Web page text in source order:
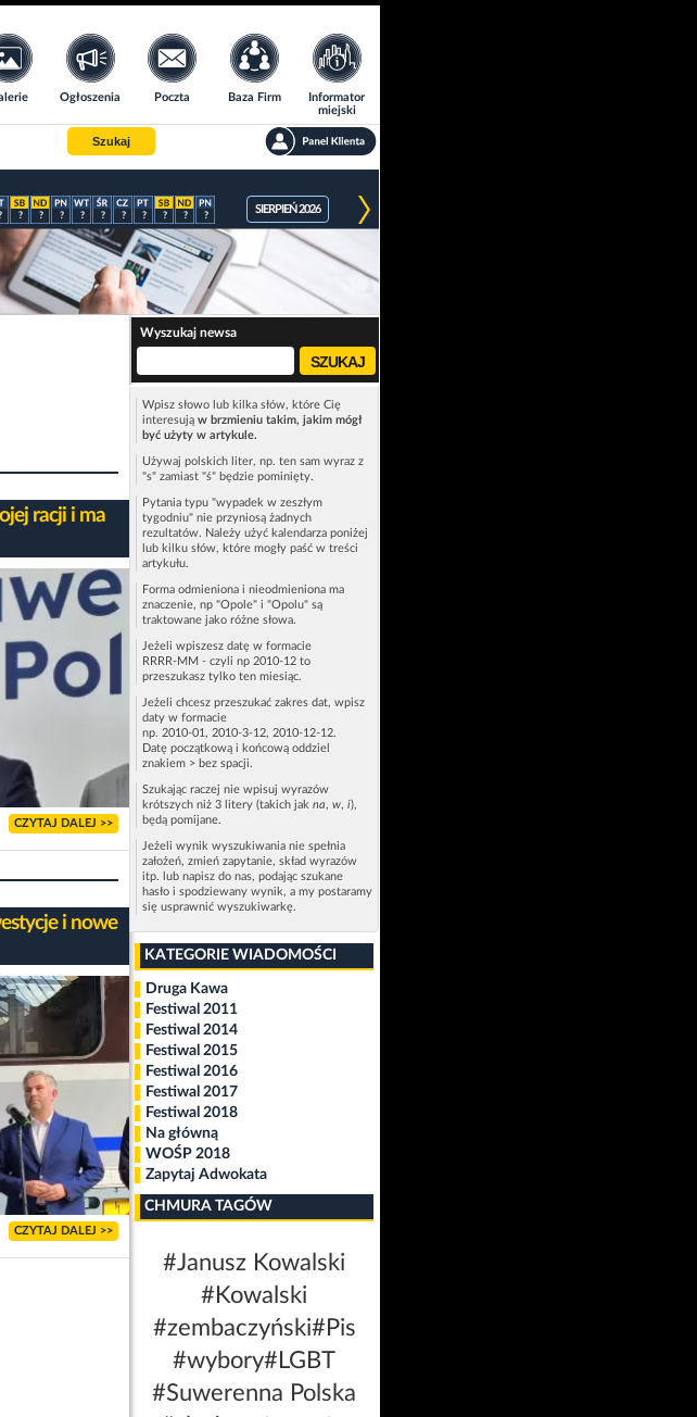
Ogłoszenia Poczta Baza Firm
Informator
miejski
Szukaj
? ? ? ? ? ? ? ? ? ?
SIERPIEŃ 2026
racji i ma
CZYTAJ DALEJ >>
i nowe
CZYTAJ DALEJ >>
Wyszukaj newsa
Wpisz słowo lub kilka słów, które Cię
interesują w brzmieniu takim, jakim mógł
być użyty w artykule.
Używaj polskich liter, np. ten sam wyraz z
"s" zamiast "ś" będzie pominięty.
Pytania typu "wypadek w zeszłym
tygodniu" nie przyniosą żadnych
rezultatów. Należy użyć kalendarza poniżej
lub kilku słów, które mogły paść w treści
artykułu.
Forma odmieniona i nieodmieniona ma
znaczenie, np "Opole" i "Opolu" są
traktowane jako różne słowa.
Jeżeli wpiszesz datę w formacie
RRRR-MM - czyli np 2010-12 to
przeszukasz tylko ten miesiąc.
Jeżeli chcesz przeszukać zakres dat, wpisz
daty w formacie
np. 2010-01, 2010-3-12, 2010-12-12.
Datę początkową i końcową oddziel
znakiem > bez spacji.
Szukając raczej nie wpisuj wyrazów
krótszych niż 3 litery (takich jak na, w, i),
będą pomijane.
Jeżeli wynik wyszukiwania nie spełnia
założeń, zmień zapytanie, skład wyrazów
itp. lub napisz do nas, podając szukane
hasło i spodziewany wynik, a my postaramy
się usprawnić wyszukiwarkę.
KATEGORIE WIADOMOŚCI
Druga Kawa
Festiwal 2011
Festiwal 2014
Festiwal 2015
Festiwal 2016
Festiwal 2017
Festiwal 2018
Na główną
WOŚP 2018
Zapytaj Adwokata
CHMURA TAGÓW
#Janusz Kowalski
#Kowalski
#zembaczyński#Pis
#wybory#LGBT
#Suwerenna Polska